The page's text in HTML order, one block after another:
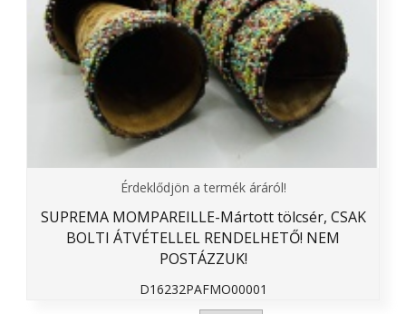
Érdeklődjön a termék áráról!
SUPREMA MOMPAREILLE-Mártott tölcsér, CSAK
BOLTI ÁTVÉTELLEL RENDELHETŐ! NEM
POSTÁZZUK!
D16232PAFMO00001